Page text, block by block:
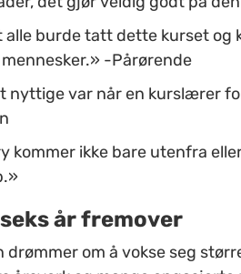
burde tatt dette kurset og
-Pårørende
nyttige var når en kurslærer
kommer ikke bare utenfra
år fremover
drømmer om å vokse seg